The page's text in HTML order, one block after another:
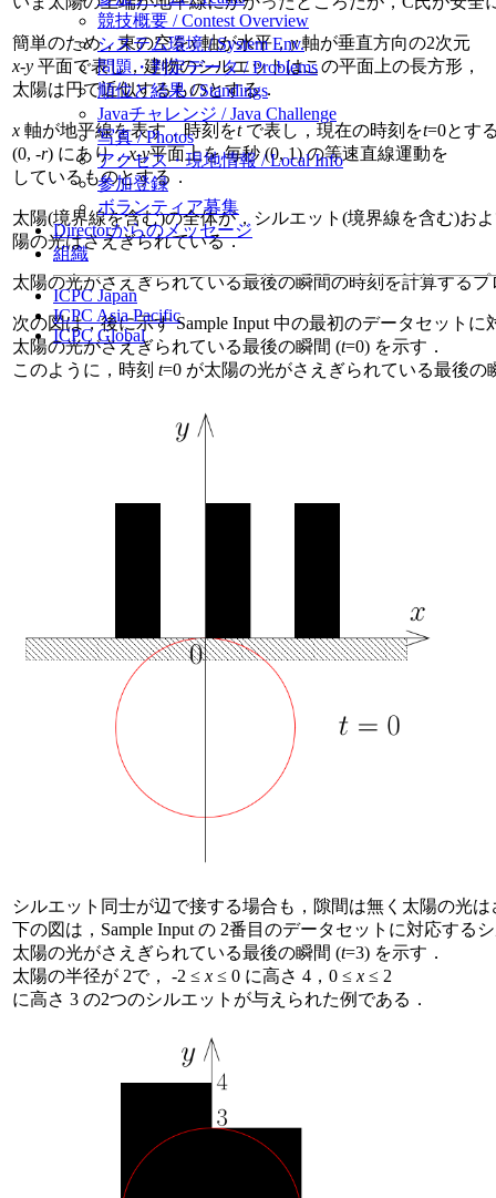
競技概要 / Contest Overview
システム環境 / System Env.
問題・判定データ / Problems
順位と結果 / Standings
Javaチャレンジ / Java Challenge
写真 / Photos
アクセス・現地情報 / Local Info
参加登録
ボランティア募集
Directorからのメッセージ
組織
ICPC Japan
ICPC Asia Pacific
ICPC Global
簡単のため，東の空をx軸が水平，y軸が垂直方向の2次元
x-y 平面で表し，建物のシルエットはこの平面上の長方形，
太陽は円で近似するものとする．
x 軸が地平線を表す．時刻をtで表し，現在の時刻をt=0とす
(0, -r) にあり，x-y平面上を 毎秒 (0, 1) の等速直線運動を
しているものとする．
太陽(境界線を含む)の全体が，シルエット(境界線を含む)お
陽の光はさえぎられている．
太陽の光がさえぎられている最後の瞬間の時刻を計算する
次の図は，後に示す Sample Input 中の最初のデータセット
太陽の光がさえぎられている最後の瞬間 (t=0) を示す．
このように，時刻 t=0 が太陽の光がさえぎられている最後
シルエット同士が辺で接する場合も，隙間は無く太陽の光
下の図は，Sample Input の 2番目のデータセットに対応する
太陽の光がさえぎられている最後の瞬間 (t=3) を示す．
太陽の半径が 2で， -2 ≤x ≤ 0 に高さ 4，0 ≤x ≤ 2
に高さ 3 の2つのシルエットが与えられた例である．